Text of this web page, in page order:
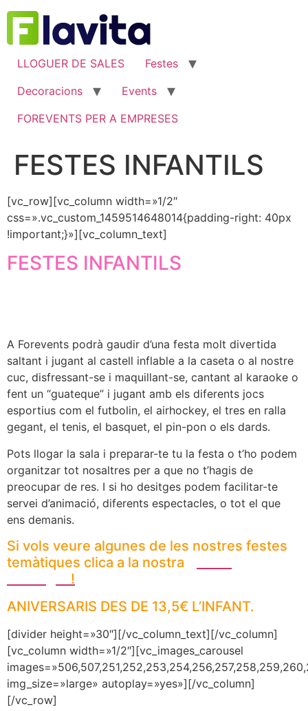
contenido
LLOGUER DE SALES
Festes
Decoracions
Events
FOREVENTS PER A EMPRESES
FESTES INFANTILS
[vc_row][vc_column width=»1/2″
css=».vc_custom_1459514648014{padding-right: 40px
!important;}»][vc_column_text]
FESTES INFANTILS
A Forevents podrà gaudir d’una festa molt divertida
saltant i jugant al castell inflable a la caseta o al nostre
cuc, disfressant-se i maquillant-se, cantant al karaoke o
fent un “guateque” i jugant amb els diferents jocs
esportius com el futbolin, el airhockey, el tres en ralla
gegant, el tenis, el basquet, el pin-pon o els dards.
Pots llogar la sala i preparar-te tu la festa o t’ho podem
organitzar tot nosaltres per a que no t’hagis de
preocupar de res. I si ho desitges podem facilitar-te
servei d’animació, diferents espectacles, o tot el que
ens demanis.
Si vols veure algunes de les nostres festes
temàtiques clica a la nostra
!
ANIVERSARIS DES DE 13,5€ L’INFANT.
[divider height=»30″][/vc_column_text][/vc_column]
[vc_column width=»1/2″][vc_images_carousel
img_size=»large» autoplay=»yes»][/vc_column]
[/vc_row]